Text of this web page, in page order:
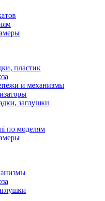
пластик
и механизмы
заглушки
по моделям